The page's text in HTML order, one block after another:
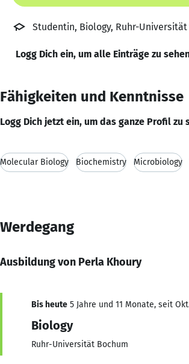
Studentin, Biology, Ruhr-Universität
Logg Dich ein, um alle Einträge zu
Fähigkeiten und Kenntnisse
Logg Dich jetzt ein, um das ganze Profil zu
Molecular Biology Biochemistry Microbiology
Werdegang
Ausbildung von Perla Khoury
Bis heute 5 Jahre und 11 Monate, seit
Biology
Ruhr-Universität Bochum